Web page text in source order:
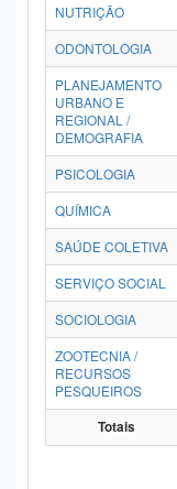
NUTRIÇÃO
ODONTOLOGIA
PLANEJAMENTO
URBANO E
REGIONAL /
DEMOGRAFIA
PSICOLOGIA
QUÍMICA
SAÚDE COLETIVA
SERVIÇO SOCIAL
SOCIOLOGIA
ZOOTECNIA /
RECURSOS
PESQUEIROS
Totais